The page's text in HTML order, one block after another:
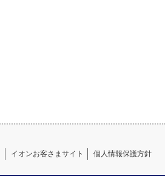
イオンお客さまサイト 個人情報保護方針